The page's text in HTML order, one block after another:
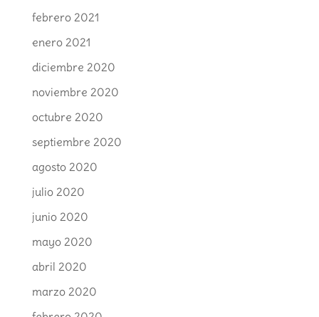
febrero 2021
enero 2021
diciembre 2020
noviembre 2020
octubre 2020
septiembre 2020
agosto 2020
julio 2020
junio 2020
mayo 2020
abril 2020
marzo 2020